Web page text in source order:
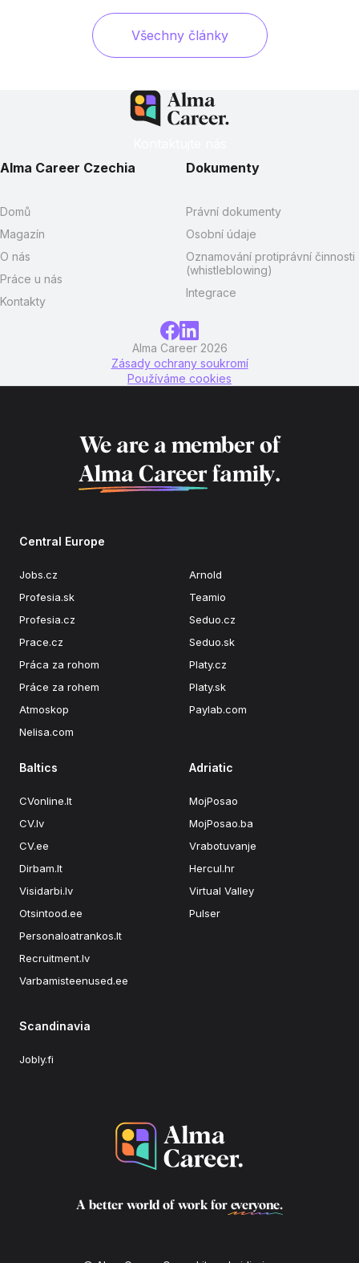
Všechny články
Alma Career Czechia
Domů
Magazín
O nás
Práce u nás
Kontakty
Dokumenty
Právní dokumenty
Osobní údaje
Oznamování protiprávní činnosti
(whistleblowing)
Integrace
Alma Career 2026
Zásady ochrany soukromí
Používáme cookies
We are a member of
Alma Career family.
Central Europe
Jobs.cz
Profesia.sk
Profesia.cz
Prace.cz
Práca za rohom
Práce za rohem
Atmoskop
Nelisa.com
Arnold
Teamio
Seduo.cz
Seduo.sk
Platy.cz
Platy.sk
Paylab.com
Baltics
CVonline.lt
CV.lv
CV.ee
Dirbam.lt
Visidarbi.lv
Otsintood.ee
Personaloatrankos.lt
Recruitment.lv
Varbamisteenused.ee
Adriatic
MojPosao
MojPosao.ba
Vrabotuvanje
Hercul.hr
Virtual Valley
Pulser
Scandinavia
Jobly.fi
A better world of work for everyone.